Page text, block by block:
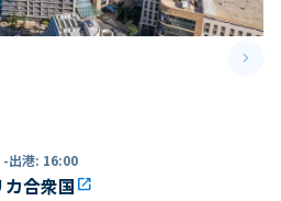
keyboard_arrow_right
-出港: 16:00
合衆国open_in_new